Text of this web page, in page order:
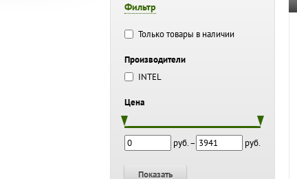
Фильтр
Только товары в наличии
Производители
INTEL
Цена
руб. – руб.
Показать